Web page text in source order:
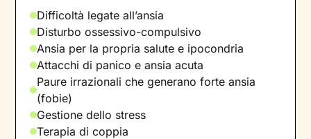
Difficoltà legate all’ansia
Disturbo ossessivo-compulsivo
Ansia per la propria salute e ipocondria
Attacchi di panico e ansia acuta
Paure irrazionali che generano forte ansia
(fobie)
Gestione dello stress
Terapia di coppia